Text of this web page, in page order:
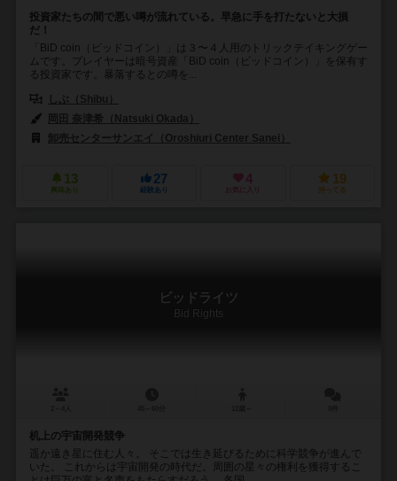
投資家たちの間で悪い噂が流れている。早急に手を打たないと大損
だ！
「BiD coin（ビッドコイン）」は３〜４人用のトリックテイキングゲー
ムです。プレイヤーは暗号資産「BiD coin（ビッドコイン）」を保有す
る投資家です。暴落するとの噂を...
しぶ（Shibu）
岡田 奈津希（Natsuki Okada）
卸売センターサンエイ（Oroshiuri Center Sanei）
13
興味あり
27
経験あり
4
お気に入り
19
持ってる
ビッドライツ
Bid Rights
机上の宇宙開発競争
遥か遠き星に住む人々。 そこでは生き延びるために科学競争が進んで
いた。 これからは宇宙開発の時代だ。周囲の星々の権利を獲得するこ